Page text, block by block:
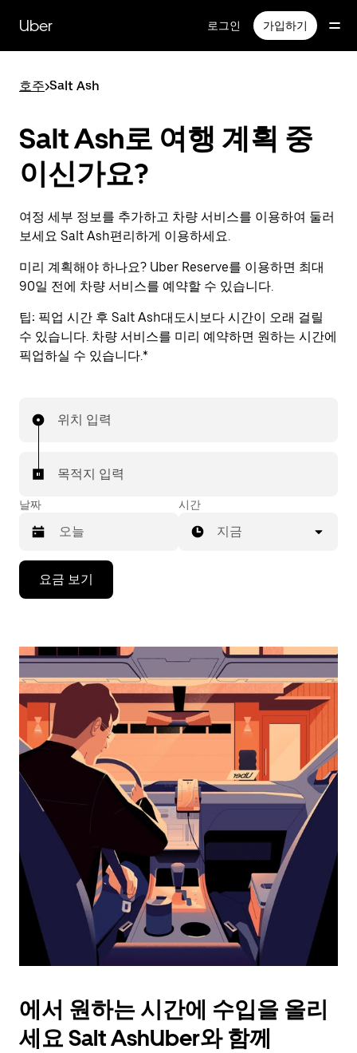
Uber 로그인 가입하기
호주>Salt Ash
Salt Ash로 여행 계획 중
이신가요?
여정 세부 정보를 추가하고 차량 서비스를 이용하여 둘러
보세요 Salt Ash편리하게 이용하세요.
미리 계획해야 하나요? Uber Reserve를 이용하면 최대
90일 전에 차량 서비스를 예약할 수 있습니다.
팁: 픽업 시간 후 Salt Ash대도시보다 시간이 오래 걸릴
수 있습니다. 차량 서비스를 미리 예약하면 원하는 시간에
픽업하실 수 있습니다.*
위치 입력
목적지 입력
날짜
작
면
아
래
화
살
표
러
날
짜
캘
더
시간
지금
요금 보기
에서 원하는 시간에 수입을 올리
세요 Salt AshUber와 함께